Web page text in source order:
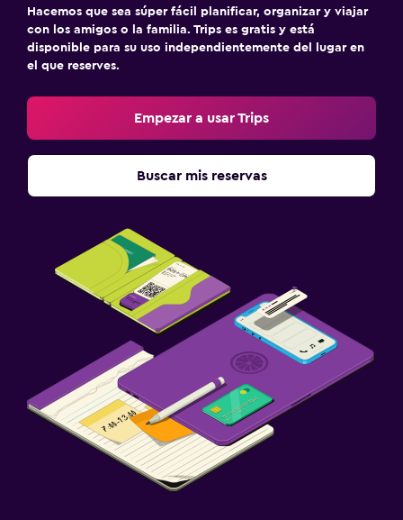
Zona de trabajo
Fax/fotocopiadora
Cuna/cama nido disponibles
Hacemos que sea súper fácil planificar, organizar y viajar
con los amigos o la familia. Trips es gratis y está
disponible para su uso independientemente del lugar en
el que reserves.
Empezar a usar Trips
Buscar mis reservas